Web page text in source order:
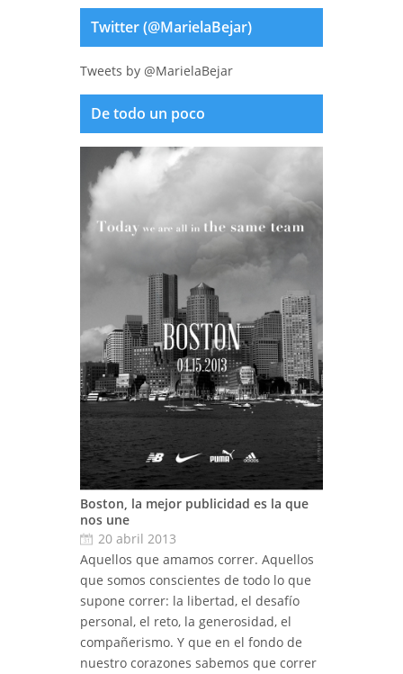
Twitter (@MarielaBejar)
Tweets by @MarielaBejar
De todo un poco
Boston, la mejor publicidad es la que
nos une
20 abril 2013
Aquellos que amamos correr. Aquellos
que somos conscientes de todo lo que
supone correr: la libertad, el desafío
personal, el reto, la generosidad, el
compañerismo. Y que en el fondo de
nuestro corazones sabemos que correr